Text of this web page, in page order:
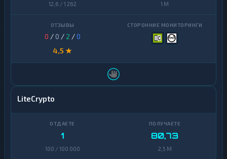
12,6 / 1 262 1 M
0 / 0 / 2 /0
4,5 ★
LiteCrypto
1
100 / 100 000
80,73
2,5 M